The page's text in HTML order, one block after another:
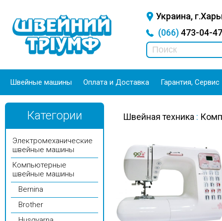
Украина,
(066)473-04-
Швейные машины Оплата и Доставка Гарантия, Сервис
Категории
Электромеханические
швейные машины
Компьютерные
швейные машины
Bernina
Brother
Швейная техника :